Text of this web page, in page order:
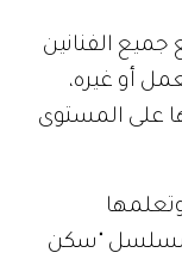
الفنانين
أو غيره،
على المستوى
مسلسل "سكن